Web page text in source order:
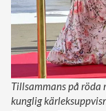
Tillsammans på röda
kunglig